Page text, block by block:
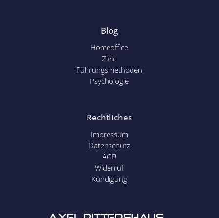
Blog
Homeoffice
Ziele
Führungsmethoden
Psychologie
Rechtliches
Impressum
Datenschutz
AGB
Widerruf
Kündigung